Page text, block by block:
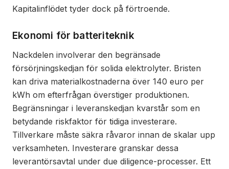
Kapitalinflödet tyder dock på förtroende.
Ekonomi för batteriteknik
Nackdelen involverar den begränsade
försörjningskedjan för solida elektrolyter. Bristen
kan driva materialkostnaderna över 140 euro per
kWh om efterfrågan överstiger produktionen.
Begränsningar i leveranskedjan kvarstår som en
betydande riskfaktor för tidiga investerare.
Tillverkare måste säkra råvaror innan de skalar upp
verksamheten. Investerare granskar dessa
leverantörsavtal under due diligence-processer. Ett